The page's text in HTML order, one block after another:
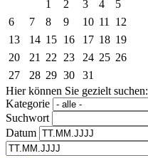
1
2 3 4
5
6
7 8 9 10 11
12
13
14 15 16 17 18 19
20
21 22 23 24 25 26
27
28 29 30
31
Hier können Sie gezielt suchen:
Kategorie
Suchwort
Datum